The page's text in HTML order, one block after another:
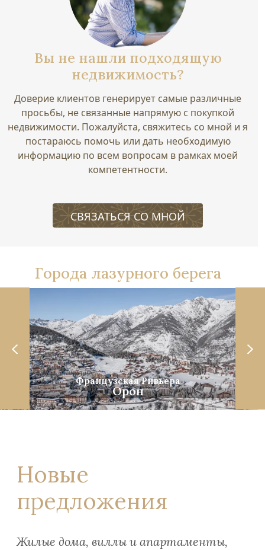
Вы не нашли подходящую
недвижимость?
Доверие клиентов генерирует самые различные
просьбы, не связанные напрямую с покупкой
недвижимости. Пожалуйста, свяжитесь со мной и я
постараюсь помочь или дать необходимую
информацию по всем вопросам в рамках моей
компетентности.
СВЯЗАТЬСЯ СО МНОЙ
Города лазурного берега
Орон
Французская Ривьера
Новые
предложения
Жилые дома, виллы и апартаменты,